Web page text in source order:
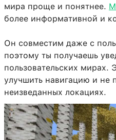
мира проще и понятнее.
более информативной и
Он совместим даже с
поэтому ты получаешь
пользовательских мирах.
улучшить навигацию и не
неизведанных локациях.